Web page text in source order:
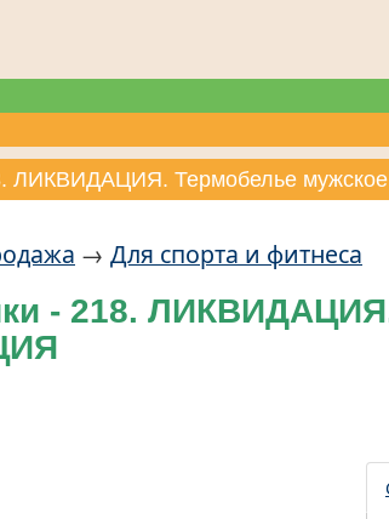
ЛИКВИДАЦИЯ. Термобелье
→ Для спорта и фитнеса
- 218.